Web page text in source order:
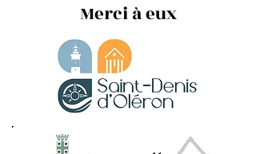
Merci à eux